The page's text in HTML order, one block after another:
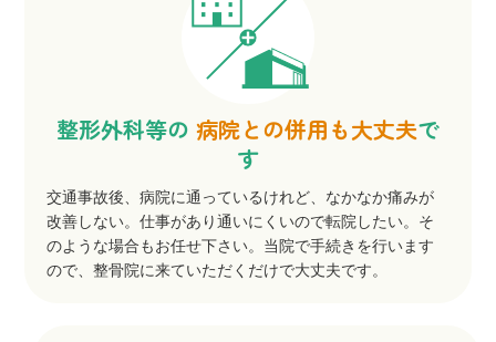
整形外科等の 病院との併用も大丈夫で
す
交通事故後、病院に通っているけれど、なかなか痛みが
改善しない。仕事があり通いにくいので転院したい。そ
のような場合もお任せ下さい。当院で手続きを行います
ので、整骨院に来ていただくだけで大丈夫です。